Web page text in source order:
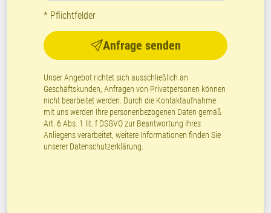
* Pflichtfelder
Anfrage senden
Unser Angebot richtet sich ausschließlich an
Geschäftskunden, Anfragen von Privatpersonen können
nicht bearbeitet werden. Durch die Kontaktaufnahme
mit uns werden Ihre personenbezogenen Daten gemäß
Art. 6 Abs. 1 lit. f DSGVO zur Beantwortung Ihres
Anliegens verarbeitet, weitere Informationen finden Sie
unserer Datenschutzerklärung